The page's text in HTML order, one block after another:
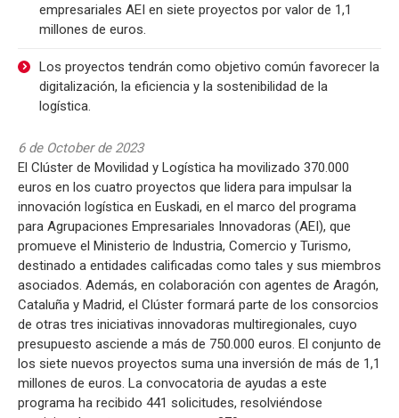
empresariales AEI en siete proyectos por valor de 1,1
millones de euros.
Los proyectos tendrán como objetivo común favorecer la
digitalización, la eficiencia y la sostenibilidad de la
logística.
6 de October de 2023
El Clúster de Movilidad y Logística ha movilizado 370.000
euros en los cuatro proyectos que lidera para impulsar la
innovación logística en Euskadi, en el marco del programa
para Agrupaciones Empresariales Innovadoras (AEI), que
promueve el Ministerio de Industria, Comercio y Turismo,
destinado a entidades calificadas como tales y sus miembros
asociados. Además, en colaboración con agentes de Aragón,
Cataluña y Madrid, el Clúster formará parte de los consorcios
de otras tres iniciativas innovadoras multiregionales, cuyo
presupuesto asciende a más de 750.000 euros. El conjunto de
los siete nuevos proyectos suma una inversión de más de 1,1
millones de euros. La convocatoria de ayudas a este
programa ha recibido 441 solicitudes, resolviéndose